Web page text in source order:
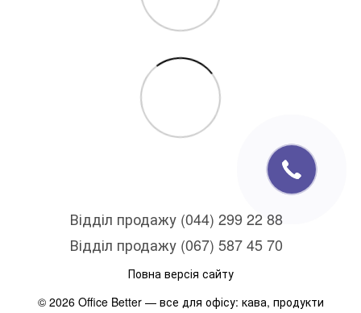
Відділ продажу (044) 299 22 88
Відділ продажу (067) 587 45 70
Повна версія сайту
© 2026 Office Better — все для офісу: кава, продукти